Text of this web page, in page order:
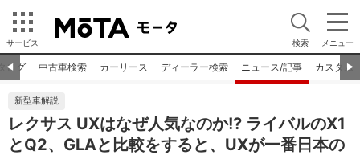
サービス 検索 メニュー
◀︎ ▶︎
ログ 中古車検索 カーリース ディーラー検索 ニュース/記事 カスタム
新型車解説
レクサス UXはなぜ人気なのか!? ライバルのX1
とQ2、GLAと比較をすると、UXが一番日本の